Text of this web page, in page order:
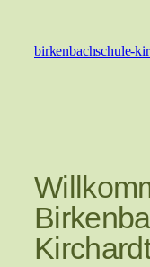
birkenbachschule-